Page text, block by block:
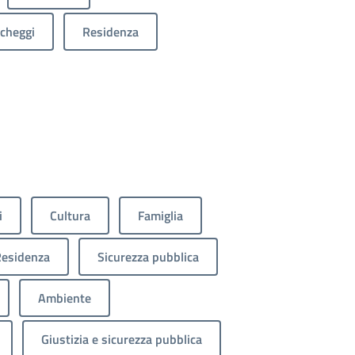
Residenza
Cultura Famiglia
Sicurezza pubblica
Ambiente
Giustizia e sicurezza pubblica